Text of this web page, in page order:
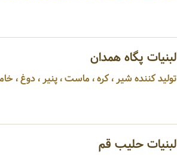
لبنیات پگاه همدان
تولید کننده شیر ، کره ، ماست ، پنیر ، دوغ ،
لبنیات حلیب قم